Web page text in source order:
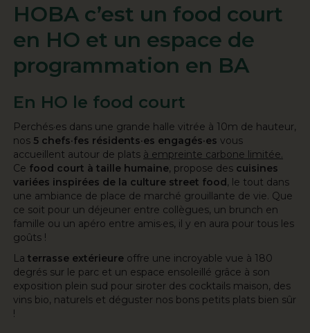
HOBA c’est un food court
en HO et un espace de
programmation en BA
En HO le food court
Perchés·es dans une grande halle vitrée à 10m de hauteur,
nos 5 chefs·fes résidents·es engagés·es vous
accueillent autour de plats à empreinte carbone limitée.
Ce food court à taille humaine, propose des cuisines
variées inspirées de la culture street food, le tout dans
une ambiance de place de marché grouillante de vie. Que
ce soit pour un déjeuner entre collègues, un brunch en
famille ou un apéro entre amis·es, il y en aura pour tous les
goûts !
La terrasse extérieure offre une incroyable vue à 180
degrés sur le parc et un espace ensoleillé grâce à son
exposition plein sud pour siroter des cocktails maison, des
vins bio, naturels et déguster nos bons petits plats bien sûr
!